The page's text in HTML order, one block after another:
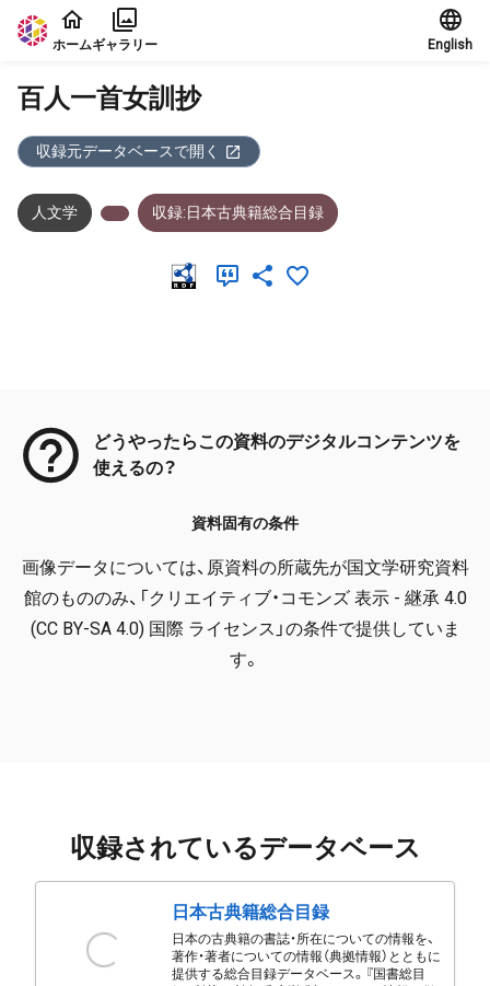
本文に飛ぶ
ホームギャラリー English
百人一首女訓抄
収録元データベースで開く
人文学 収録:日本古典籍総合目録
どうやったらこの資料のデジタルコンテンツを
使えるの？
資料固有の条件
画像データについては、原資料の所蔵先が国文学研究資料
館のもののみ、「クリエイティブ・コモンズ 表示 - 継承 4.0
(CC BY-SA 4.0) 国際 ライセンス」の条件で提供していま
す。
収録されているデータベース
日本古典籍総合目録
日本の古典籍の書誌・所在についての情報を、
著作・著者についての情報（典拠情報）とともに
提供する総合目録データベース。『国書総目